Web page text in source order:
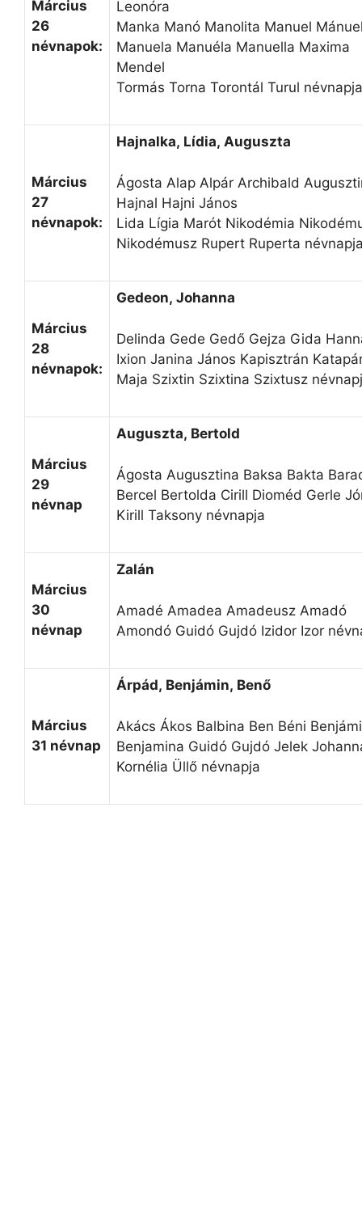
Március
26
névnapok:
Leonóra
Manka Manó Manolita Manuel
Manuela Manuéla Manuella Maxima
Mendel
Tormás Torna Torontál Turul névnapja
Március
27
névnapok:
Hajnalka, Lídia, Auguszta
Ágosta Alap Alpár Archibald
Hajnal Hajni János
Lida Lígia Marót Nikodémia
Nikodémusz Rupert Ruperta
Március
28
névnapok:
Gedeon, Johanna
Delinda Gede Gedő Gejza Gida
Ixion Janina János Kapisztrán
Maja Szixtin Szixtina Szixtusz
Március
29
névnap
Auguszta, Bertold
Ágosta Augusztina Baksa Bakta
Bercel Bertolda Cirill Dioméd Gerle
Kirill Taksony névnapja
Március
30
névnap
Zalán
Amadé Amadea Amadeusz Amadó
Amondó Guidó Gujdó Izidor Izor
Március
31 névnap
Árpád, Benjámin, Benő
Akács Ákos Balbina Ben Béni
Benjamina Guidó Gujdó Jelek
Kornélia Üllő névnapja